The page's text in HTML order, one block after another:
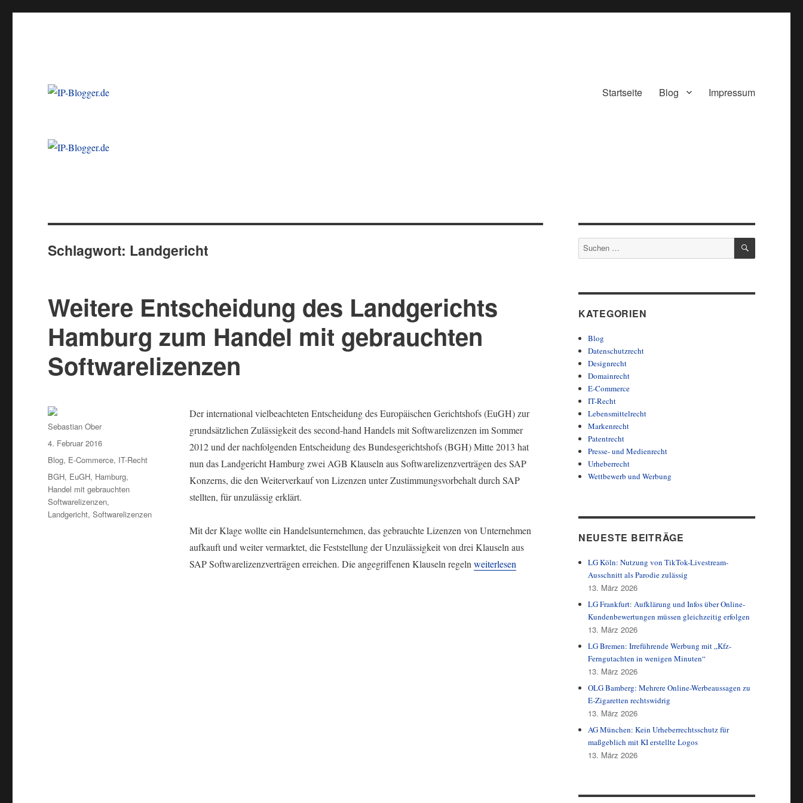
Startseite Blog Impressum
Schlagwort: Landgericht
Weitere Entscheidung des Landgerichts
Hamburg zum Handel mit gebrauchten
Softwarelizenzen
Der international vielbeachteten Entscheidung des Europäischen Gerichtshofs (EuGH) zur
grundsätzlichen Zulässigkeit des second-hand Handels mit Softwarelizenzen im Sommer
2012 und der nachfolgenden Entscheidung des Bundesgerichtshofs (BGH) Mitte 2013 hat
nun das Landgericht Hamburg zwei AGB Klauseln aus Softwarelizenzverträgen des SAP
Konzerns, die den Weiterverkauf von Lizenzen unter Zustimmungsvorbehalt durch SAP
stellten, für unzulässig erklärt.
Mit der Klage wollte ein Handelsunternehmen, das gebrauchte Lizenzen von Unternehmen
aufkauft und weiter vermarktet, die Feststellung der Unzulässigkeit von drei Klauseln aus
SAP Softwarelizenzverträgen erreichen. Die angegriffenen Klauseln regeln„Weitere Entscheidung des Landgerichts Hamburg zum Handel mit gebrauchten
weiterlesen
Autor
Sebastian Ober
Veröffentlicht
am
4. Februar 2016
Kategorien
Blog, E-Commerce, IT-Recht
Schlagwörter
BGH, EuGH, Hamburg,
Handel mit gebrauchten
Softwarelizenzen,
Landgericht,Softwarelizenzen
Suchen
nach:
SUCHEN
KATEGORIEN
Blog
Datenschutzrecht
Designrecht
Domainrecht
E-Commerce
IT-Recht
Lebensmittelrecht
Markenrecht
Patentrecht
Presse- und Medienrecht
Urheberrecht
Wettbewerb und Werbung
NEUESTE BEITRÄGE
LG Köln: Nutzung von TikTok-Livestream-
Ausschnitt als Parodie zulässig
13. März 2026
LG Frankfurt: Aufklärung und Infos über Online-
Kundenbewertungen müssen gleichzeitig erfolgen
13. März 2026
LG Bremen: Irreführende Werbung mit „Kfz-
Ferngutachten in wenigen Minuten“
13. März 2026
OLG Bamberg: Mehrere Online-Werbeaussagen zu
E-Zigaretten rechtswidrig
13. März 2026
AG München: Kein Urheberrechtsschutz für
maßgeblich mit KI erstellte Logos
13. März 2026